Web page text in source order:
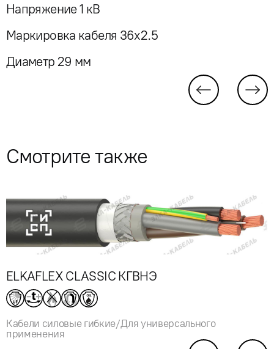
Напряжение 1 кВ
Маркировка кабеля 36x2.5
Диаметр 29 мм
Смотрите также
ELKAFLEX CLASSIC КГВНЭ
Кабели силовые гибкие/Для универсального
применения